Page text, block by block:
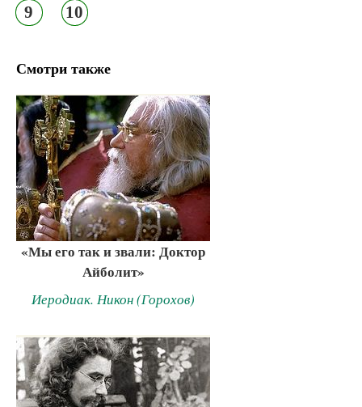
9 10
Смотри также
«Мы его так и звали: Доктор
Айболит»
Иеродиак. Никон (Горохов)